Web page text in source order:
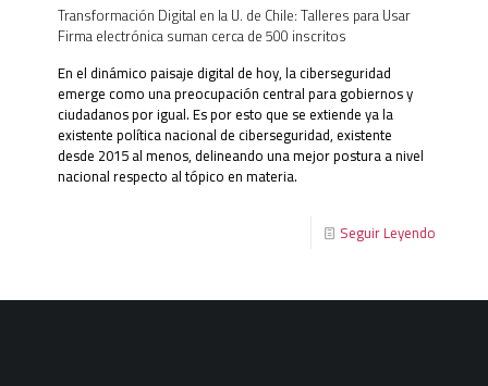
Transformación Digital en la U. de Chile: Talleres para Usar
Firma electrónica suman cerca de 500 inscritos
En el dinámico paisaje digital de hoy, la ciberseguridad
emerge como una preocupación central para gobiernos y
ciudadanos por igual. Es por esto que se extiende ya la
existente política nacional de ciberseguridad, existente
desde 2015 al menos, delineando una mejor postura a nivel
nacional respecto al tópico en materia.
Seguir Leyendo